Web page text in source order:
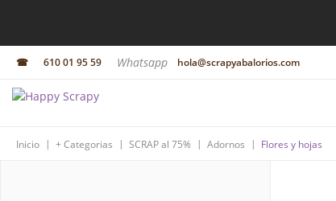
☎ 610 01 95 59 Whatsapp hola@scrapyabalorios.com
Inicio | + Categorias | SCRAP al 75% | Adornos | Flores y hojas